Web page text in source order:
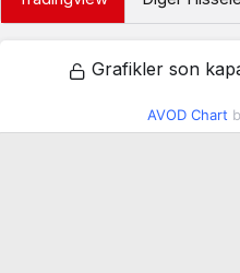
Grafikler son
AVOD Chart